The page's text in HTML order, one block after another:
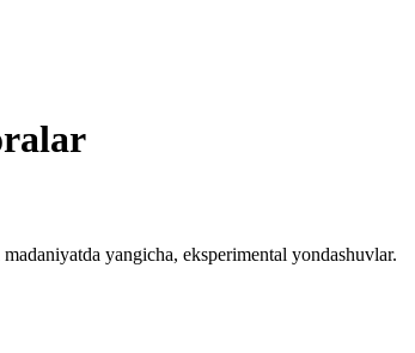
yangicha, eksperimental yondashuvlar.